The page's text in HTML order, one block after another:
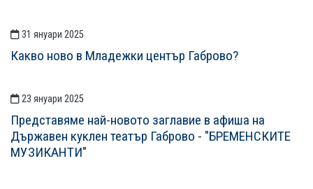
31 януари 2025
Какво ново в Младежки център Габрово?
23 януари 2025
Представяме най-новото заглавие в афиша на
Държавен куклен театър Габрово - "БРЕМЕНСКИТЕ
МУЗИКАНТИ"